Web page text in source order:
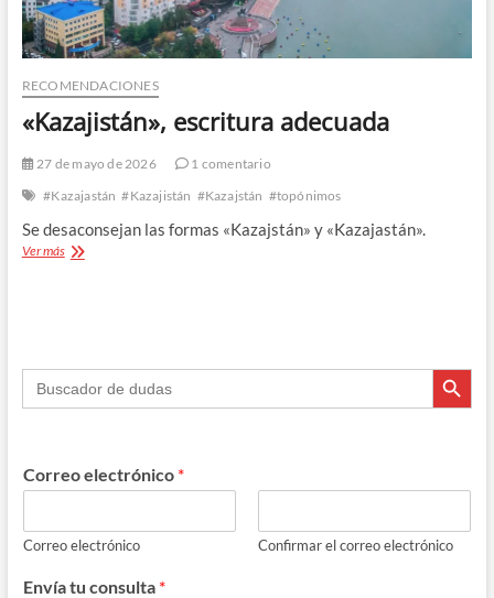
RECOMENDACIONES
«Kazajistán», escritura adecuada
27 de mayo de 2026
1 comentario
#Kazajastán #Kazajistán #Kazajstán #topónimos
Se desaconsejan las formas «Kazajstán» y «Kazajastán».
Ver más«Kazajistán»,
Buscar: Botón de
Correo electrónico *
Correo electrónico Confirmar el correo electrónico
Envía tu consulta *